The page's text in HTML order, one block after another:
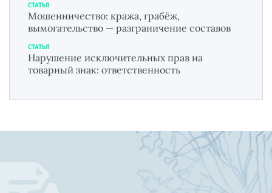
СТАТЬЯ
Мошенничество: кража, грабёж,
вымогательство — разграничение составов
СТАТЬЯ
Нарушение исключительных прав на
товарный знак: ответственность